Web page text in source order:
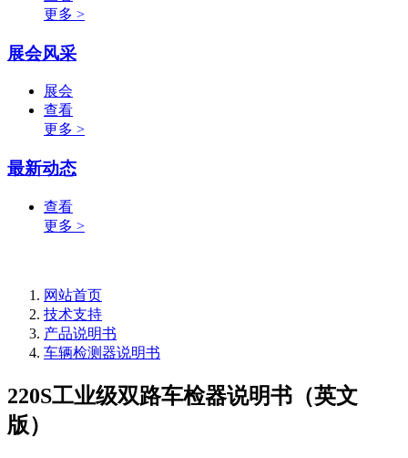
更多 >
展会风采
展会
查看
更多 >
最新动态
查看
更多 >
网站首页
技术支持
产品说明书
车辆检测器说明书
220S工业级双路车检器说明书（英文
版）